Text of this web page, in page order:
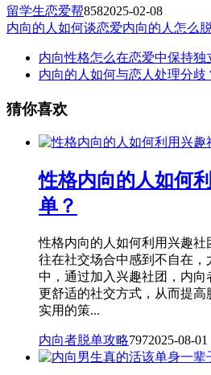
留学生恋爱帮8582025-02-08
内向的人如何谈恋爱内向的人怎么
内向性格怎么在恋爱中保持独
内向的人如何与恋人处理分歧
猜你喜欢
性格内向的人如何
单？
性格内向的人如何利用兴趣
往在社交场合中感到不自在
中，通过加入兴趣社团，内向
更舒适的社交方式，从而提
实用的策...
内向者脱单攻略7972025-08-01